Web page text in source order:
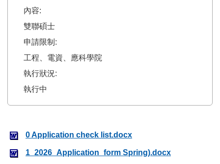
內容:
雙聯碩士
申請限制:
工程、電資、應科學院
執行狀況:
執行中
0 Application check list.docx
1_2026_Application_form Spring).docx